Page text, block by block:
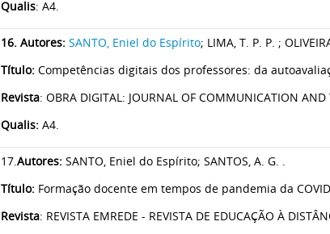
Qualis: A4.
16. Autores: SANTO, Eniel do Espírito; LIMA, T. P. P. ;
Título: Competências digitais dos professores: da
Revista: OBRA DIGITAL: JOURNAL OF COMMUNICATION
Qualis: A4.
17. Autores: SANTO, Eniel do Espírito; SANTOS, A. G. .
Título: Formação docente em tempos de pandemia da
Revista: REVISTA EMREDE - REVISTA DE EDUCAÇÃO À